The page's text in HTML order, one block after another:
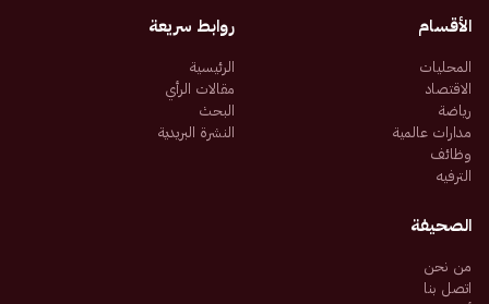
الأقسام
المحليات
الاقتصاد
رياضة
مدارات عالمية
وظائف
الترفيه
روابط سريعة
الرئيسية
مقالات الرأي
البحث
النشرة البريدية
الصحيفة
من نحن
اتصل بنا